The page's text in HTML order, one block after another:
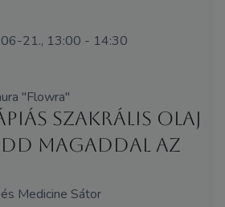
21., 13:00 - 14:30
"Flowra"
szakrális olaj
magaddal az
Medicine Sátor